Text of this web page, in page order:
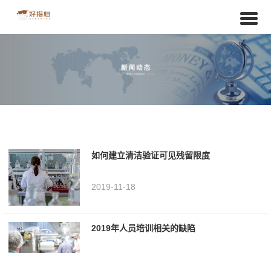
如何建立清洁验证可见残留限度
2019-11-18
2019年人员培训相关的缺陷